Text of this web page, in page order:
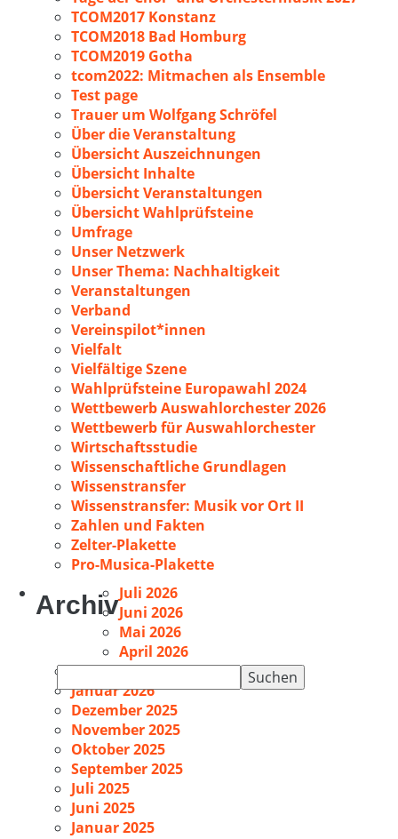
Suchen
nach:
TCOM2017 Konstanz
TCOM2018 Bad Homburg
TCOM2019 Gotha
tcom2022: Mitmachen als Ensemble
Test page
Trauer um Wolfgang Schröfel
Über die Veranstaltung
Übersicht Auszeichnungen
Übersicht Inhalte
Übersicht Veranstaltungen
Übersicht Wahlprüfsteine
Umfrage
Unser Netzwerk
Unser Thema: Nachhaltigkeit
Veranstaltungen
Verband
Vereinspilot*innen
Vielfalt
Vielfältige Szene
Wahlprüfsteine Europawahl 2024
Wettbewerb Auswahlorchester 2026
Wettbewerb für Auswahlorchester
Wirtschaftsstudie
Wissenschaftliche Grundlagen
Wissenstransfer
Wissenstransfer: Musik vor Ort II
Zahlen und Fakten
Zelter-Plakette
Pro-Musica-Plakette
ArchivJuli 2026
Juni 2026
Mai 2026
April 2026
Februar 2026
Januar 2026
Dezember 2025
November 2025
Oktober 2025
September 2025
Juli 2025
Juni 2025
Januar 2025